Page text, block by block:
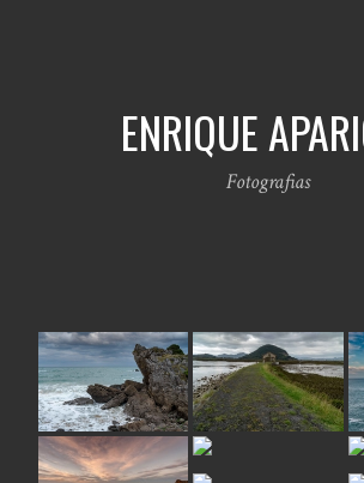
ENRIQUE
Fotografias